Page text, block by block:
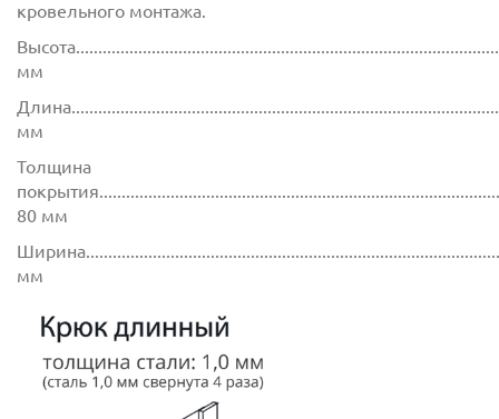
кровельного монтажа.
мм
мм
Толщина
80 мм
мм